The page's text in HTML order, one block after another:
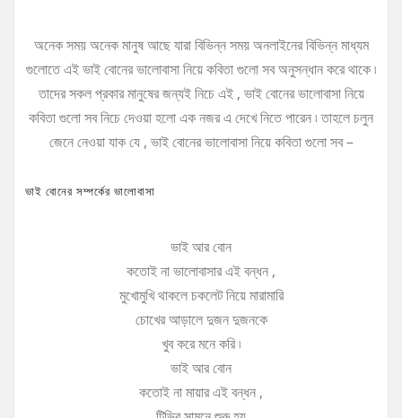
অনেক সময় অনেক মানুষ আছে যারা বিভিন্ন সময় অনলাইনের বিভিন্ন মাধ্যম
গুলোতে এই ভাই বোনের ভালোবাসা নিয়ে কবিতা গুলো সব অনুসন্ধান করে থাকে ৷
তাদের সকল প্রকার মানুষের জন্যই নিচে এই , ভাই বোনের ভালোবাসা নিয়ে
কবিতা গুলো সব নিচে দেওয়া হলো এক নজর এ দেখে নিতে পারেন ৷ তাহলে চলুন
জেনে নেওয়া যাক যে , ভাই বোনের ভালোবাসা নিয়ে কবিতা গুলো সব –
ভাই বোনের সম্পর্কের ভালোবাসা
ভাই আর বোন
কতোই না ভালোবাসার এই বন্ধন ,
মুখোমুখি থাকলে চকলেট নিয়ে মারামারি
চোখের আড়ালে দুজন দুজনকে
খুব করে মনে করি ৷
ভাই আর বোন
কতোই না মায়ার এই বন্ধন ,